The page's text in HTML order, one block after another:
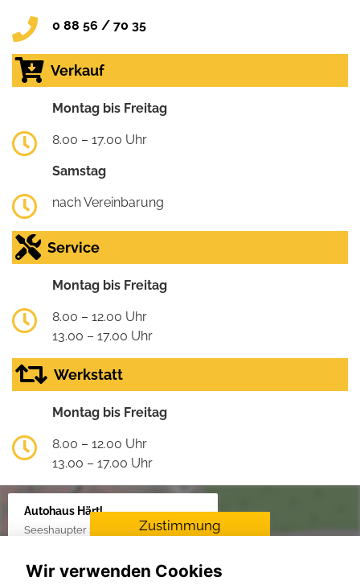
0 88 56 / 70 35
Verkauf
Montag bis Freitag
8.00 – 17.00 Uhr
Samstag
nach Vereinbarung
Service
Montag bis Freitag
8.00 – 12.00 Uhr
13.00 – 17.00 Uhr
Werkstatt
Montag bis Freitag
8.00 – 12.00 Uhr
13.00 – 17.00 Uhr
Autohaus Härtl
Seeshaupter Str. 48, 82377 Penzberg
Zustimmung
Für die Aktivierung der
Wir verwenden Cookies